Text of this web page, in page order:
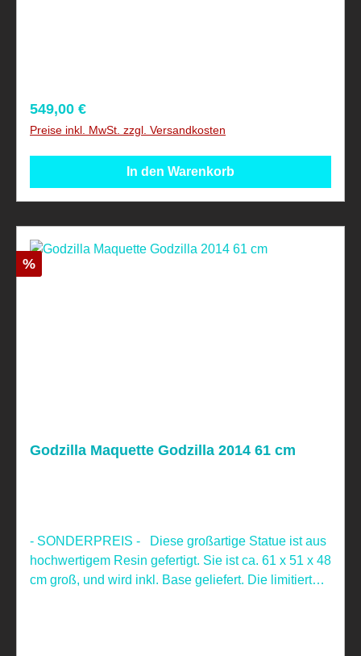
Regulärer Preis:
549,00 €
Preise inkl. MwSt. zzgl. Versandkosten
In den Warenkorb
Rabatt
%
Godzilla Maquette Godzilla 2014 61 cm
- SONDERPREIS - Diese großartige Statue ist aus
hochwertigem Resin gefertigt. Sie ist ca. 61 x 51 x 48
cm groß, und wird inkl. Base geliefert. Die limitierte